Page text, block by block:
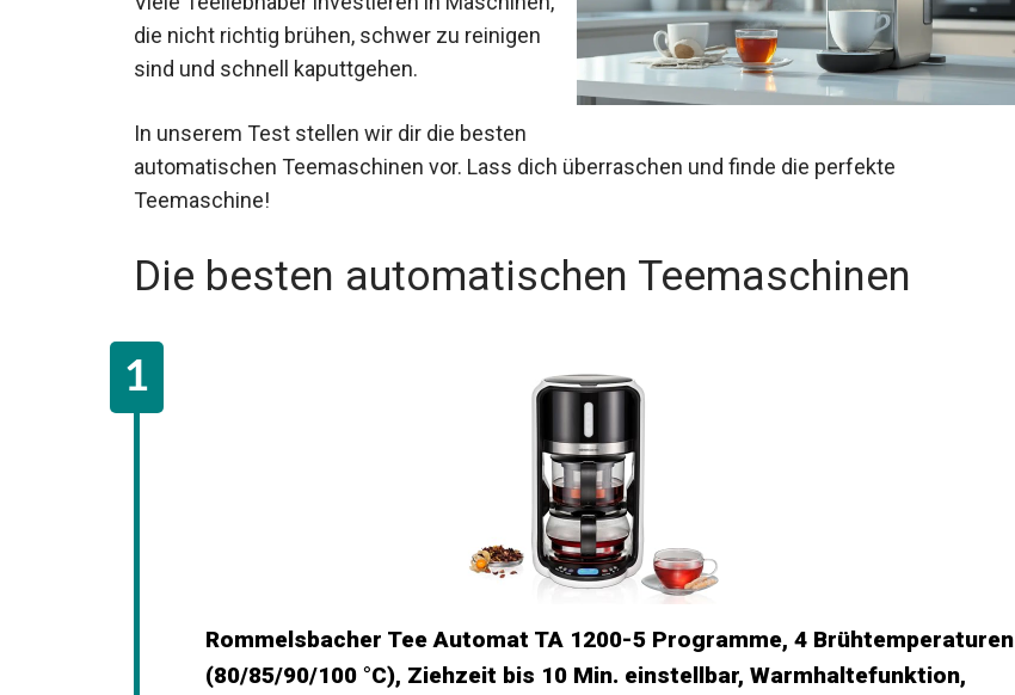
die nicht richtig brühen, schwer zu reinigen
sind und schnell kaputtgehen.
In unserem Test stellen wir dir die besten
automatischen Teemaschinen vor. Lass dich überraschen und finde die perfekte
Teemaschine!
Die besten automatischen Teemaschinen
Rommelsbacher Tee Automat TA 1200-5 Programme, 4 Brühtemperaturen
(80/85/90/100 °C), Ziehzeit bis 10 Min. einstellbar, Warmhaltefunktion,